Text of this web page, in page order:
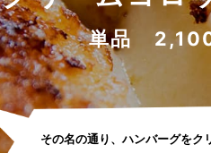
単品
その名の通り、ハンバーグをク